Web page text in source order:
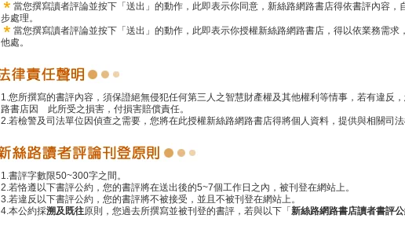
當您撰寫讀者評論並按下「送出」的動作，此即表示你同意，新絲路網路書店得依書評內容
步處理。
當您撰寫讀者評論並按下「送出」的動作，此即表示你授權新絲路網路書店，得以依業務需
他處。
1.您所撰寫的書評內容，須保證絕無侵犯任何第三人之智慧財產權及其他權利等情事，若有違反
路書店因 此所受之損害，付損害賠償責任。
2.若檢警及司法單位因偵查之需要，您將在此授權新絲路網路書店得將個人資料，提供與相關司法
1.書評字數限50~300字之間。
2.若恪遵以下書評公約，您的書評將在送出後的5~7個工作日之內，被刊登在網站上。
3.若違反以下書評公約，您的書評將不被接受，並且不被刊登在網站上。
4.本公約採溯及既往原則，您過去所撰寫並被刊登的書評，若與以下「 新絲路網路書店讀者書評